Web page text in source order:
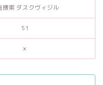
捜索 ダスクヴィジル
51
×